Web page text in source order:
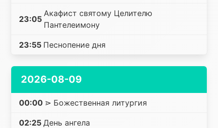
23:05
Акафист святому Целителю
Пантелеимону
23:55 Песнопение дня
2026-08-09
00:00 ⋗ Божественная литургия
02:25 День ангела